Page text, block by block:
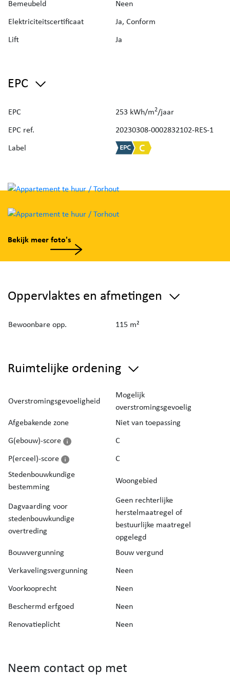
een ligbad + mogelijkheid tot aansluiting van een
wasmachine.
berging.
huurprijs).
Prijs: 875 euro per maand (incl garage)
Vrij: onmiddellijk
Bemeubeld
Neen
Elektriciteitscertificaat
Ja, Conform
Lift
Ja
EPC
EPC 253 kWh/m2/jaar
EPC ref.
20230308-0002832102-RES-1
Label
Bekijk meer foto's
Oppervlaktes en afmetingen
Bewoonbare opp. 115 m²
Ruimtelijke ordening
Overstromingsgevoeligheid
Mogelijk
overstromingsgevoelig
Afgebakende zone
Niet van toepassing
G(ebouw)-score
C
P(erceel)-score
C
Stedenbouwkundige
bestemming
Woongebied
Dagvaarding voor
stedenbouwkundige
overtreding
Geen rechterlijke
herstelmaatregel of
bestuurlijke maatregel
opgelegd
Bouwvergunning
Bouw vergund
Verkavelingsvergunning
Neen
Voorkooprecht
Neen
Beschermd erfgoed
Neen
Renovatieplicht
Neen
Neem contact op met